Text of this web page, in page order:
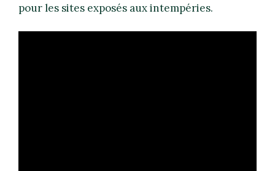
pour les sites exposés aux intempéries.